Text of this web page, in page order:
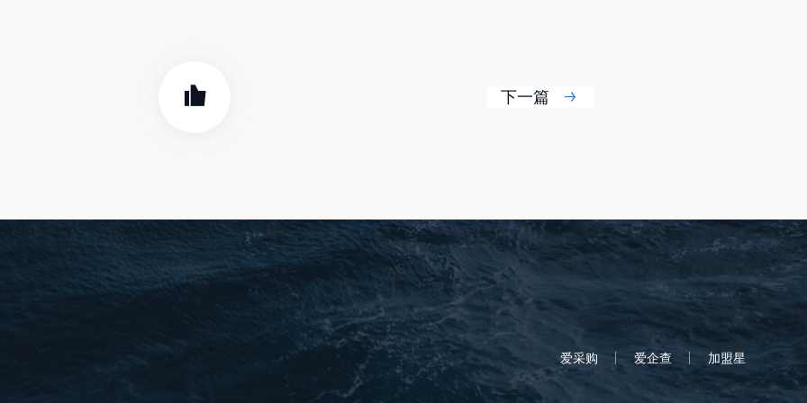
下一篇
爱采购 爱企查 加盟星